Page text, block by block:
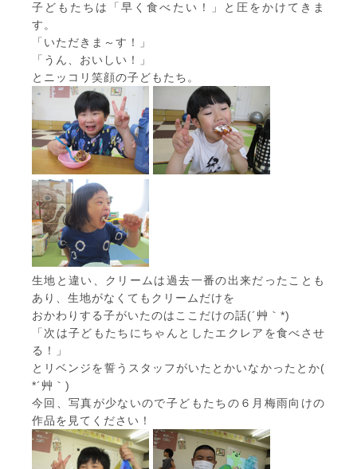
子どもたちは「早く食べたい！」と圧をかけてきま
す。
「いただきま～す！」
「うん、おいしい！」
とニッコリ笑顔の子どもたち。
生地と違い、クリームは過去一番の出来だったことも
あり、生地がなくてもクリームだけを
おかわりする子がいたのはここだけの話(´艸｀*)
「次は子どもたちにちゃんとしたエクレアを食べさせ
る！」
とリベンジを誓うスタッフがいたとかいなかったとか(
*´艸｀)
今回、写真が少ないので子どもたちの６月梅雨向けの
作品を見てください！